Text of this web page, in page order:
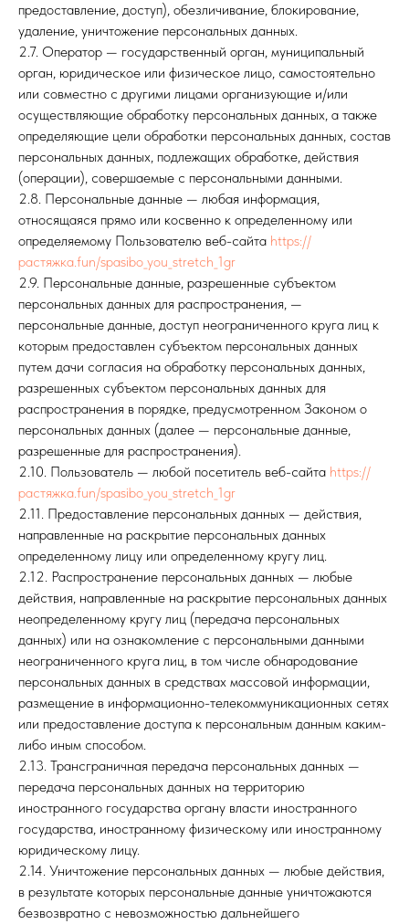
предоставление, доступ), обезличивание, блокирование,
удаление, уничтожение персональных данных.
2.7. Оператор — государственный орган, муниципальный
орган, юридическое или физическое лицо, самостоятельно
или совместно с другими лицами организующие и/или
осуществляющие обработку персональных данных, а также
определяющие цели обработки персональных данных, состав
персональных данных, подлежащих обработке, действия
(операции), совершаемые с персональными данными.
2.8. Персональные данные — любая информация,
относящаяся прямо или косвенно к определенному или
определяемому Пользователю веб-сайта https://
растяжка.fun/spasibo_you_stretch_1gr
2.9. Персональные данные, разрешенные субъектом
персональных данных для распространения, —
персональные данные, доступ неограниченного круга лиц к
которым предоставлен субъектом персональных данных
путем дачи согласия на обработку персональных данных,
разрешенных субъектом персональных данных для
распространения в порядке, предусмотренном Законом о
персональных данных (далее — персональные данные,
разрешенные для распространения).
2.10. Пользователь — любой посетитель веб-сайта https://
растяжка.fun/spasibo_you_stretch_1gr
2.11. Предоставление персональных данных — действия,
направленные на раскрытие персональных данных
определенному лицу или определенному кругу лиц.
2.12. Распространение персональных данных — любые
действия, направленные на раскрытие персональных данных
неопределенному кругу лиц (передача персональных
данных) или на ознакомление с персональными данными
неограниченного круга лиц, в том числе обнародование
персональных данных в средствах массовой информации,
размещение в информационно-телекоммуникационных сетях
или предоставление доступа к персональным данным каким-
либо иным способом.
2.13. Трансграничная передача персональных данных —
передача персональных данных на территорию
иностранного государства органу власти иностранного
государства, иностранному физическому или иностранному
юридическому лицу.
2.14. Уничтожение персональных данных — любые действия,
в результате которых персональные данные уничтожаются
безвозвратно с невозможностью дальнейшего